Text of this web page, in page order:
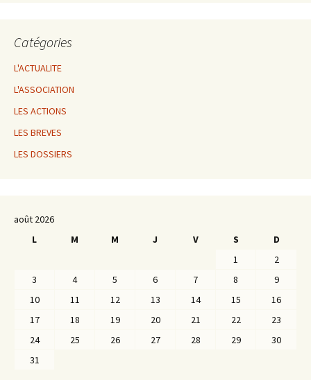
Catégories
L'ACTUALITE
L'ASSOCIATION
LES ACTIONS
LES BREVES
LES DOSSIERS
août 2026
L
M M J V S
D
1
2
3
4 5 6 7 8
9
10
11 12 13 14 15
16
17
18 19 20 21 22
23
24
25 26 27 28 29
30
31